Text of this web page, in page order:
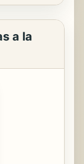
a la